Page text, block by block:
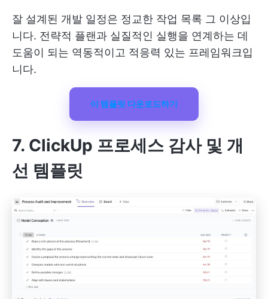
잘 설계된 개발 일정은 정교한 작업 목록 그 이상입
니다. 전략적 플랜과 실질적인 실행을 연계하는 데
도움이 되는 역동적이고 적응력 있는 프레임워크입
니다.
이 템플릿 다운로드하기
7. ClickUp 프로세스 감사 및 개
선 템플릿